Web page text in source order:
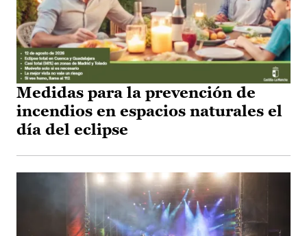
Medidas para la prevención de
incendios en espacios naturales el
día del eclipse